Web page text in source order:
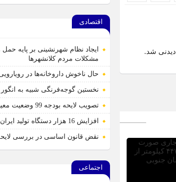
شد.
اقتصادی
ایجاد نظام شهرنشینی بر پایه
مشکلات مردم کلانشهرها
حال ناخوش داروخانه‌ها در
نخستین گوجه‌فرنگی شبیه به انگور
تصویب لایحه بودجه 99 وضعیت معیشتی مردم را بدتر می‌کند
افزایش 16 هزار دستگاه تولید ایران خودرو در آبان
نقض قانون اساسی در بررسی
اجتماعی